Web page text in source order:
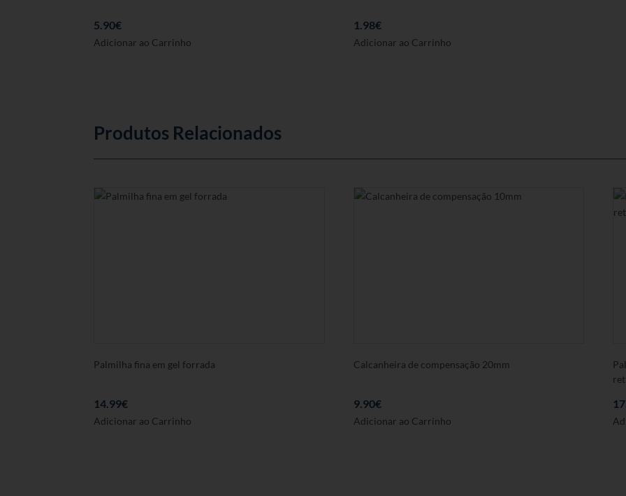
5.90€
Adicionar ao Carrinho
opções
na
1.98€
Adicionar ao Carrinho
Produtos Relacionados
Palmilha fina em gel forrada
14.99€
Adicionar ao Carrinho
Calcanheira de compensação 20mm
9.90€
Adicionar ao CarrinhoEste